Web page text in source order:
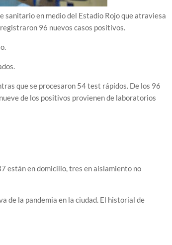
sanitario en medio del Estadio Rojo que atraviesa
96 nuevos casos positivos.
que se procesaron 54 test rápidos. De los 96
de los positivos provienen de laboratorios
están en domicilio, tres en aislamiento no
de la pandemia en la ciudad. El historial de